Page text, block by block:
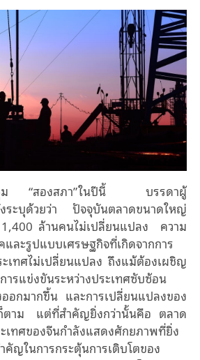
ะชุม “สองสภา”ในปีนี้ บรรดาผู้
งระบุด้วยว่า ปัจจุบันตลาดขนาดใหญ่
ล้านคนไม่เปลี่ยนแปลง ความ
และรูปแบบเศรษฐกิจที่เกิดจากการ
เทศไม่เปลี่ยนแปลง ถึงแม้ต้องเผชิญ
รแข่งขันระหว่างประเทศซับซ้อน
อกมากขึ้น และการเปลี่ยนแปลงของ
ตาม แต่ที่สำคัญยิ่งกว่านั้นคือ ตลาด
เทศของจีนกําลังแสดงศักยภาพที่ยิ่ง
ญในการกระตุ้นการเติบโตของ